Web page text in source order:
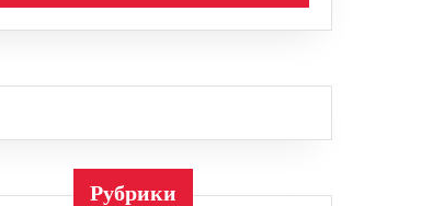
Рубрики